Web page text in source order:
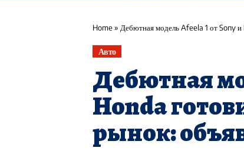
Home» Дебютная модель Afeela 1 от Sony
Авто
Дебютная
Honda
рынок: